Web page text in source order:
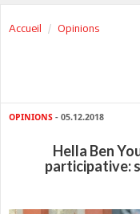
Accueil Opinions
OPINIONS - 05.12.2018
Hella Ben
participative: